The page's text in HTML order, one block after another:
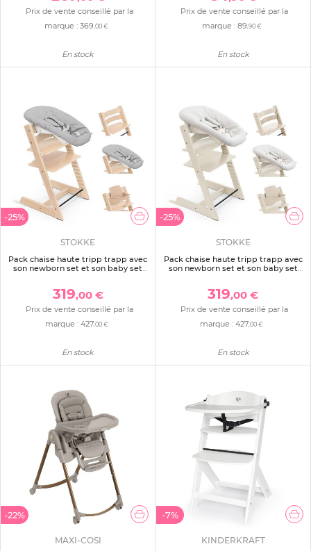
Prix de vente conseillé par la
marque :369,00 €
En stock
Prix de vente conseillé par la
marque : 89,90 €
En stock
-25%
STOKKE
Pack chaise haute tripp trapp avec
son newborn set et son baby set
319,00 €
Prix de vente conseillé par la
marque : 427,00 €
En stock
-25%
STOKKE
Pack chaise haute tripp trapp avec
son newborn set et son baby set
319,00 €
Prix de vente conseillé par la
marque :427,00 €
En stock
-22%
MAXI-COSI
-7%
KINDERKRAFT